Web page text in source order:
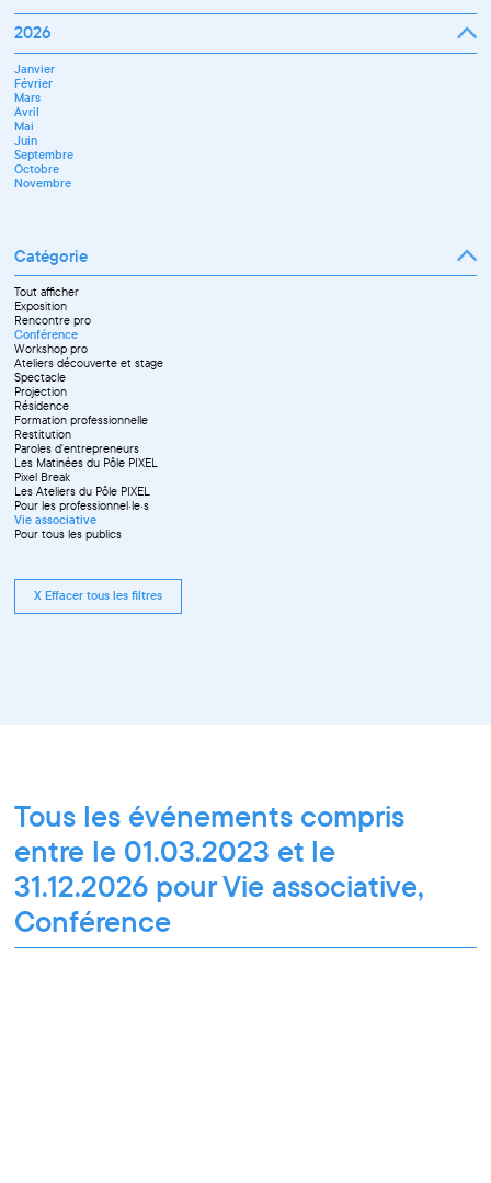
Mars
Avril
Juin
Juillet
Septembre
Novembre
Décembre
Janvier
Mars
Avril
Mai
Juin
Juillet
Septembre
Octobre
Novembre
Décembre
2026
Janvier
Février
Mars
Avril
Mai
Juin
Septembre
Octobre
Novembre
Catégorie
Tout afficher
Exposition
Rencontre pro
Conférence
Workshop pro
Ateliers découverte et stage
Spectacle
Projection
Résidence
Formation professionnelle
Restitution
Paroles d'entrepreneurs
Les Matinées du Pôle PIXEL
Pixel Break
Les Ateliers du Pôle PIXEL
Pour les professionnel·le·s
Vie associative
Pour tous les publics
X Effacer tous les filtres
Tous les événements compris
entre le 01.03.2023 et le
31.12.2026 pour Vie associative,
Conférence